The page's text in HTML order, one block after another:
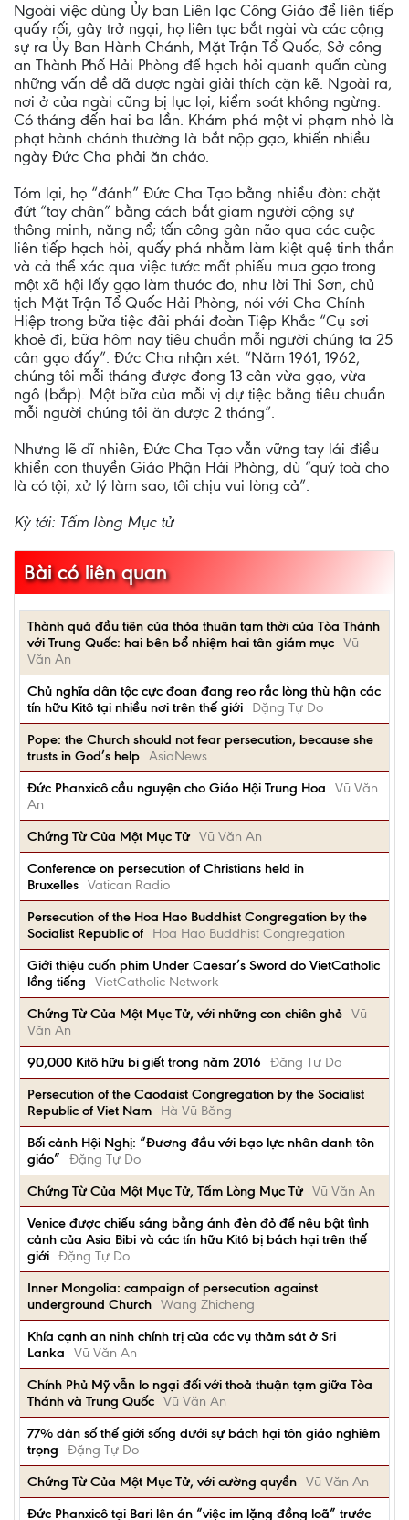
Ngoài việc dùng Ủy ban Liên lạc Công Giáo để liên tiếp
quấy rối, gây trở ngại, họ liên tục bắt ngài và các cộng
sự ra Ủy Ban Hành Chánh, Mặt Trận Tổ Quốc, Sở công
an Thành Phố Hải Phòng để hạch hỏi quanh quẩn cùng
những vấn đề đã được ngài giải thích cặn kẽ. Ngoài ra,
nơi ở của ngài cũng bị lục lọi, kiểm soát không ngừng.
Có tháng đến hai ba lần. Khám phá một vi phạm nhỏ là
phạt hành chánh thường là bắt nộp gạo, khiến nhiều
ngày Đức Cha phải ăn cháo.
Tóm lại, họ “đánh” Đức Cha Tạo bằng nhiều đòn: chặt
đứt “tay chân” bằng cách bắt giam người cộng sự
thông minh, năng nổ; tấn công gân não qua các cuộc
liên tiếp hạch hỏi, quấy phá nhằm làm kiệt quệ tinh thần
và cả thể xác qua việc tước mất phiếu mua gạo trong
một xã hội lấy gạo làm thước đo, như lời Thi Sơn, chủ
tịch Mặt Trận Tổ Quốc Hải Phòng, nói với Cha Chính
Hiệp trong bữa tiệc đãi phái đoàn Tiệp Khắc “Cụ sơi
khoẻ đi, bữa hôm nay tiêu chuẩn mỗi người chúng ta 25
cân gạo đấy”. Đức Cha nhận xét: “Năm 1961, 1962,
chúng tôi mỗi tháng được đong 13 cân vừa gạo, vừa
ngô (bắp). Một bữa của mỗi vị dự tiệc bằng tiêu chuẩn
mỗi người chúng tôi ăn được 2 tháng”.
Nhưng lẽ dĩ nhiên, Đức Cha Tạo vẫn vững tay lái điều
khiển con thuyền Giáo Phận Hải Phòng, dù “quý toà cho
là có tội, xử lý làm sao, tôi chịu vui lòng cả”.
Kỳ tới: Tấm lòng Mục tử
Bài có liên quan
Thành quả đầu tiên của thỏa thuận tạm thời của Tòa Thánh
với Trung Quốc: hai bên bổ nhiệm hai tân giám mục Vũ
Văn An
Chủ nghĩa dân tộc cực đoan đang reo rắc lòng thù hận các
tín hữu Kitô tại nhiều nơi trên thế giới Đặng Tự Do
Pope: the Church should not fear persecution, because she
trusts in God’s help AsiaNews
Đức Phanxicô cầu nguyện cho Giáo Hội Trung Hoa
Vũ Văn
An
Chứng Từ Của Một Mục Tử Vũ Văn An
Conference on persecution of Christians held in
Bruxelles Vatican Radio
Persecution of the Hoa Hao Buddhist Congregation by the
Socialist Republic of
Hoa Hao Buddhist Congregation
Giới thiệu cuốn phim Under Caesar’s Sword do VietCatholic
lồng tiếng
VietCatholic Network
Chứng Từ Của Một Mục Tử, với những con chiên ghẻ Vũ
Văn An
90,000 Kitô hữu bị giết trong năm 2016
Đặng Tự Do
Persecution of the Caodaist Congregation by the Socialist
Republic of Viet Nam
Hà Vũ Băng
Bối cảnh Hội Nghị: “Đương đầu với bạo lực nhân danh tôn
giáo”
Đặng Tự Do
Chứng Từ Của Một Mục Tử, Tấm Lòng Mục Tử Vũ Văn An
Venice được chiếu sáng bằng ánh đèn đỏ để nêu bật tình
cảnh của Asia Bibi và các tín hữu Kitô bị bách hại trên thế
giới Đặng Tự Do
Inner Mongolia: campaign of persecution against
underground Church Wang Zhicheng
Khía cạnh an ninh chính trị của các vụ thảm sát ở Sri
Lanka
Vũ Văn An
Chính Phủ Mỹ vẫn lo ngại đối với thoả thuận tạm giữa Tòa
Thánh và Trung Quốc Vũ Văn An
77% dân số thế giới sống dưới sự bách hại tôn giáo nghiêm
trọng
Đặng Tự Do
Chứng Từ Của Một Mục Tử, với cường quyền Vũ Văn An
Đức Phanxicô tại Bari lên án “việc im lặng đồng loã” trước